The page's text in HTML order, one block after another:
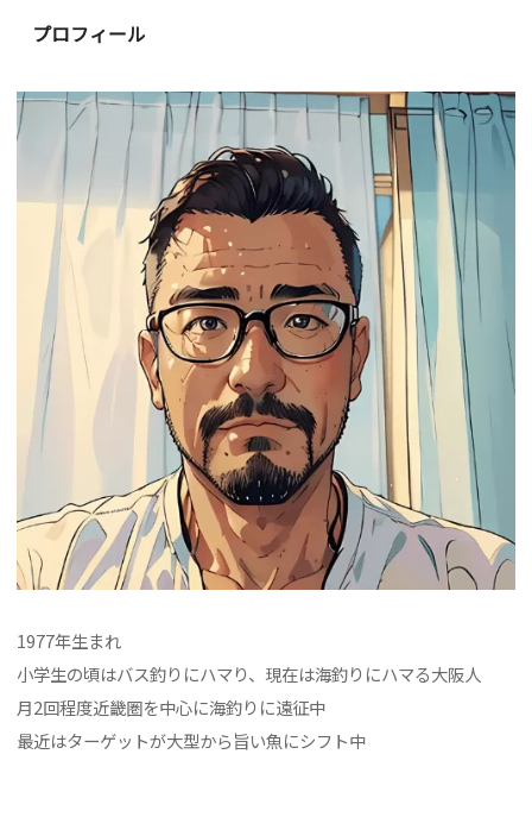
プロフィール
1977年生まれ
小学生の頃はバス釣りにハマり、現在は海釣りにハマる大阪人
月2回程度近畿圏を中心に海釣りに遠征中
最近はターゲットが大型から旨い魚にシフト中